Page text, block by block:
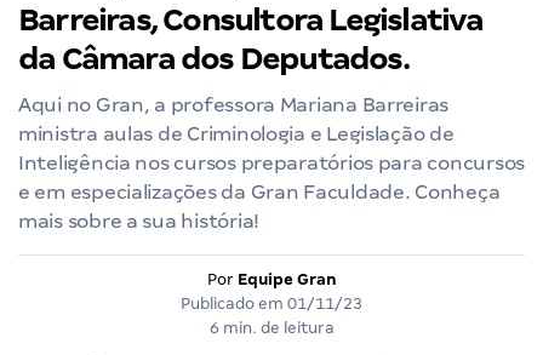
Barreiras, Consultora Legislativa
da Câmara dos Deputados.
Aqui no Gran, a professora Mariana Barreiras
ministra aulas de Criminologia e Legislação de
Inteligência nos cursos preparatórios para concursos
e em especializações da Gran Faculdade. Conheça
mais sobre a sua história!
Por Equipe Gran
Publicado em 01/11/23
6 min. de leitura